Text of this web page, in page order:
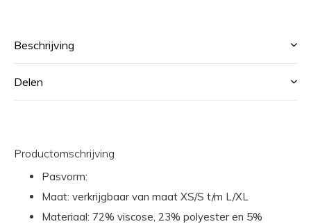
Beschrijving
Delen
Productomschrijving
Pasvorm:
Maat: verkrijgbaar van maat XS/S t/m L/XL
Materiaal: 72% viscose, 23% polyester en 5%